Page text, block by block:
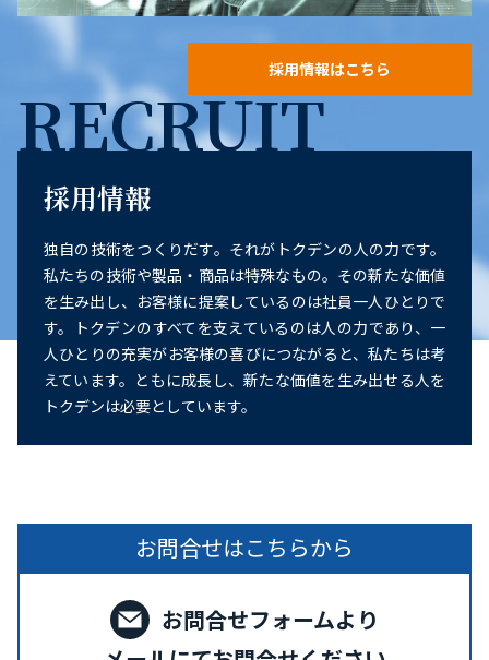
採用情報はこちら
RECRUIT
採用情報
独自の技術をつくりだす。それがトクデンの人の力です。
私たちの技術や製品・商品は特殊なもの。その新たな価値
を生み出し、お客様に提案しているのは社員一人ひとりで
す。トクデンのすべてを支えているのは人の力であり、一
人ひとりの充実がお客様の喜びにつながると、私たちは考
えています。ともに成長し、新たな価値を生み出せる人を
トクデンは必要としています。
お問合せはこちらから
お問合せフォームより